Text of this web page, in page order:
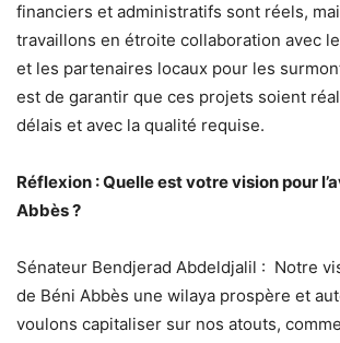
financiers et administratifs sont réels,
travaillons en étroite collaboration avec
et les partenaires locaux pour les
est de garantir que ces projets soient
délais et avec la qualité requise.
Réflexion : Quelle est votre vision pour
Abbès ?
Sénateur Bendjerad Abdeldjalil : Notre
de Béni Abbès une wilaya prospère et
voulons capitaliser sur nos atouts,